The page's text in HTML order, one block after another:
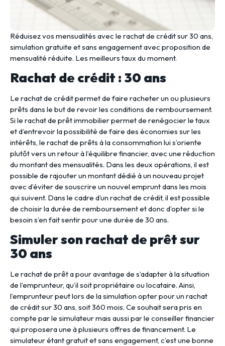
Réduisez vos mensualités avec le rachat de crédit sur 30 ans,
simulation gratuite et sans engagement avec proposition de
mensualité réduite. Les meilleurs taux du moment.
Rachat de crédit : 30 ans
Le rachat de crédit permet de faire racheter un ou plusieurs
prêts dans le but de revoir les conditions de remboursement.
Si le rachat de prêt immobilier permet de renégocier le taux
et d’entrevoir la possibilité de faire des économies sur les
intérêts, le rachat de prêts à la consommation lui s’oriente
plutôt vers un retour à l’équilibre financier, avec une réduction
du montant des mensualités. Dans les deux opérations, il est
possible de rajouter un montant dédié à un nouveau projet
avec d’éviter de souscrire un nouvel emprunt dans les mois
qui suivent. Dans le cadre d’un rachat de crédit, il est possible
de choisir la durée de remboursement et donc d’opter si le
besoin s’en fait sentir pour une durée de 30 ans.
Simuler son rachat de prêt sur
30 ans
Le rachat de prêt a pour avantage de s’adapter à la situation
de l’emprunteur, qu’il soit propriétaire ou locataire. Ainsi,
l’emprunteur peut lors de la simulation opter pour un rachat
de crédit sur 30 ans, soit 360 mois. Ce souhait sera pris en
compte par le simulateur mais aussi par le conseiller financier
qui proposera une à plusieurs offres de financement. Le
simulateur étant gratuit et sans engagement, c’est une bonne